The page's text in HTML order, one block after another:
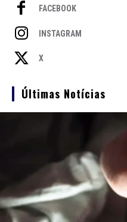
FACEBOOK
INSTAGRAM
X
Últimas Notícias